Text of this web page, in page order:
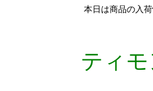
本日は商品の入
ティ